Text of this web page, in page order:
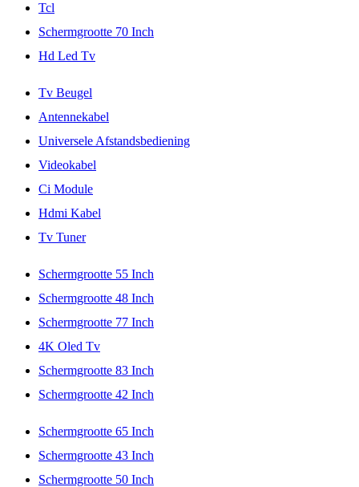
Tcl
Schermgrootte 70 Inch
Hd Led Tv
Tv Beugel
Antennekabel
Universele Afstandsbediening
Videokabel
Ci Module
Hdmi Kabel
Tv Tuner
Schermgrootte 55 Inch
Schermgrootte 48 Inch
Schermgrootte 77 Inch
4K Oled Tv
Schermgrootte 83 Inch
Schermgrootte 42 Inch
Schermgrootte 65 Inch
Schermgrootte 43 Inch
Schermgrootte 50 Inch